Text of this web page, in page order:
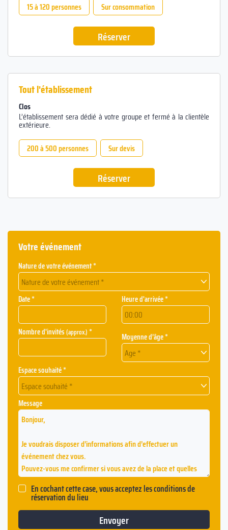
15 à 120 personnes
Sur consommation
Réserver
Tout l'établissement
Clos
L’établissement sera dédié à votre groupe et fermé à la clientèle
extérieure.
200 à 500 personnes
Sur devis
Réserver
Votre événement
Nature de votre événement *
Nature de votre événement *
Date * Heure d'arrivée *
Nombre d'invités(approx.)* Moyenne d’âge *
Age *
Espace souhaité *
Espace souhaité *
Message
En cochant cette case, vous acceptez les conditions de
réservation du lieu